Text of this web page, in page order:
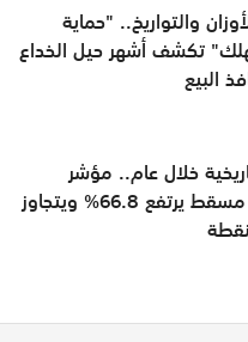
والتواريخ.. "حماية
تكشف أشهر حيل الخداع
البيع
خلال عام.. مؤشر
بورصة مسقط يرتفع 66.8% ويتجاوز